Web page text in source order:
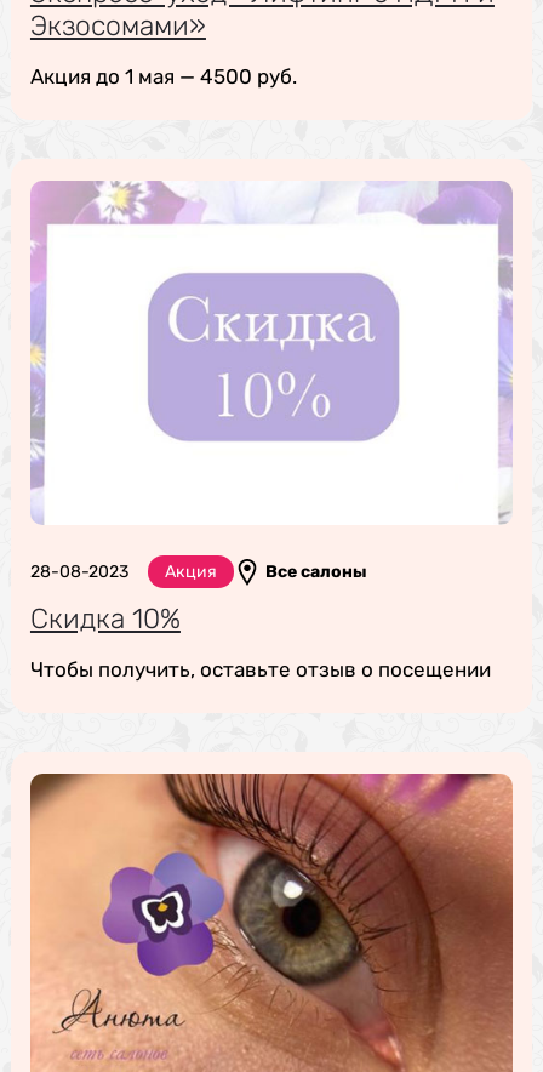
Экзосомами»
Акция до 1 мая — 4500 руб.
28-08-2023 Акция Все салоны
Скидка 10%
Чтобы получить, оставьте отзыв о посещении